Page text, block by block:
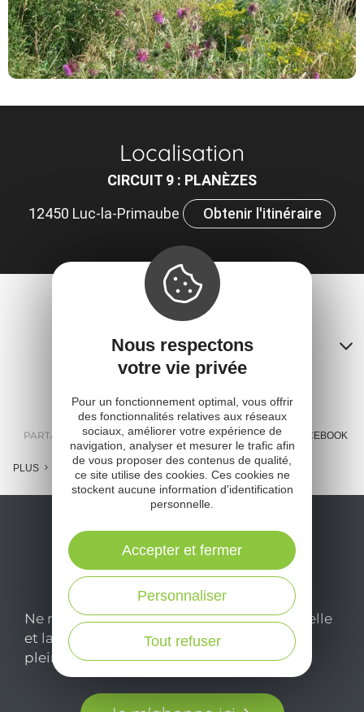
Localisation
CIRCUIT 9 : PLANÈZES
12450 Luc-la-Primaube
Obtenir l'itinéraire
Contacts
PARTAGER : E-MAIL MESSENGER FACEBOOK
PLUS
Ne manquez pas notre newsletter mensuelle
et laissez-vous inspirer pour profiter
pleinement de votre séjour en Aveyron.
Nous respectons
votre vie privée
Pour un fonctionnement optimal, vous offrir
des fonctionnalités relatives aux réseaux
sociaux, améliorer votre expérience de
navigation, analyser et mesurer le trafic afin
de vous proposer des contenus de qualité,
ce site utilise des cookies. Ces cookies ne
stockent aucune information d'identification
personnelle.
Tout refuser
Personnaliser
Accepter et fermer